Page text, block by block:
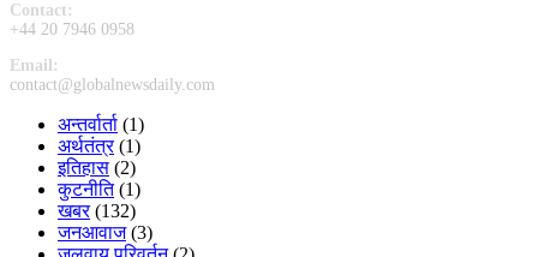
Contact:
+44 20 7946 0958
Email:
contact@globalnewsdaily.com
अन्तर्वार्ता (1)
अर्थतंत्र(1)
इतिहास (2)
कुटनीति(1)
खबर(132)
जनआवाज(3)